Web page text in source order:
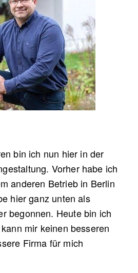
bin ich nun hier in der
Vorher habe ich
anderen Betrieb in Berlin
hier ganz unten als
begonnen. Heute bin ich
mir keinen besseren
Firma für mich